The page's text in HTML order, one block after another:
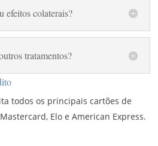
efeitos colaterais?
tratamentos?
todos os principais cartões de
Elo e American Express.